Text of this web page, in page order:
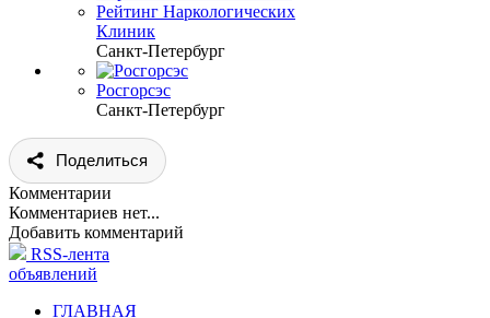
Рейтинг Наркологических
Клиник
Санкт-Петербург
Росгорсэс
Санкт-Петербург
Поделиться
Комментарии
Комментариев нет...
Добавить комментарий
RSS-лента
объявлений
ГЛАВНАЯ